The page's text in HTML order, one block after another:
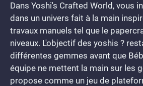
Dans Yoshi's Crafted World, vous
dans un univers fait à la main
travaux manuels tel que le
niveaux. L'objectif des yoshis ?
différentes gemmes avant que
équipe ne mettent la main sur les
propose comme un jeu de